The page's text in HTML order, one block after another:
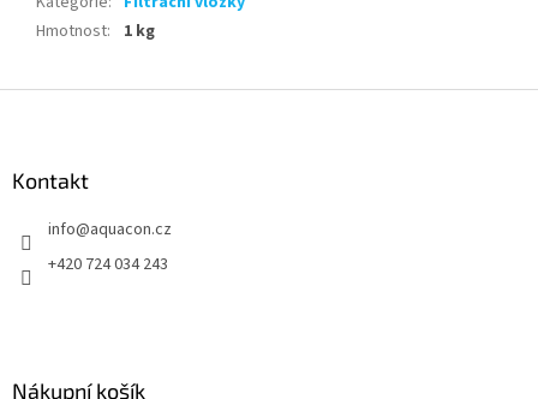
Hmotnost: 1 kg
Kontakt
info@aquacon.cz
+420 724 034 243
Nákupní košík